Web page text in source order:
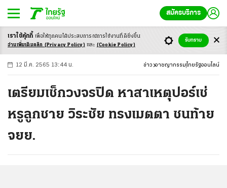
สมัครบริการ
-ก ก ก+
12 มี.ค. 2565 13:44 น. ข่าว อาชญากรรม ไทยรัฐออนไลน์
เตรียมเช็กวงจรปิด หาสาเหตุปอร์เช่
หรูลูกชาย วิระชัย ทรงเมตตา ชนท้าย
จยย.
เราใช้คุ้กกี้ เพื่อให้ทุกคนได้ประสบการณ์การใช้งานที่ดียิ่งขึ้น
อ่านเพิ่มเติมคลิก (Privacy Policy) และ (Cookie Policy)
รับทราบ